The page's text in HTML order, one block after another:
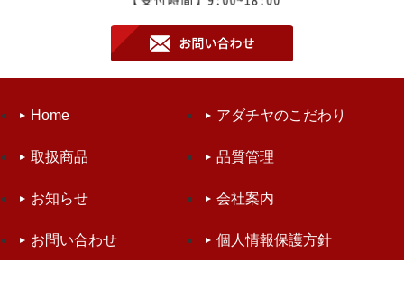
Home アダチヤのこだわり
取扱商品 品質管理
お知らせ 会社案内
お問い合わせ 個人情報保護方針